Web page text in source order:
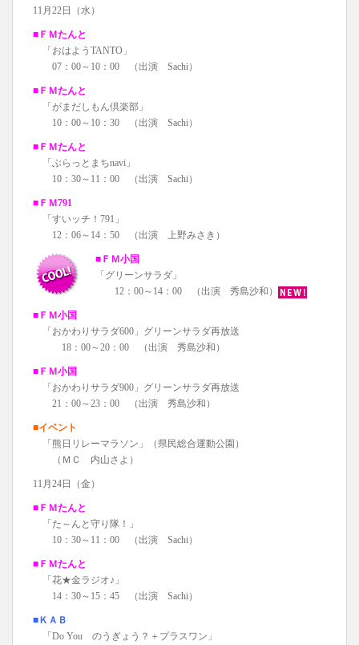
11月22日（水）
■ＦＭたんと
「おはようTANTO」
07：00～10：00 （出演 Sachi）
■ＦＭたんと
「がまだしもん倶楽部」
10：00～10：30 （出演 Sachi）
■ＦＭたんと
「ぶらっとまちnavi」
10：30～11：00 （出演 Sachi）
■ＦＭ791
「すいッチ！791」
12：06～14：50 （出演 上野みさき）
■ＦＭ小国
「グリーンサラダ」
12：00～14：00 （出演 秀島沙和）
■ＦＭ小国
「おかわりサラダ600」グリーンサラダ再放送
18：00～20：00 （出演 秀島沙和）
■ＦＭ小国
「おかわりサラダ900」グリーンサラダ再放送
21：00～23：00 （出演 秀島沙和）
■イベント
「熊日リレーマラソン」（県民総合運動公園）
（ＭＣ 内山さよ）
11月24日（金）
■ＦＭたんと
「た～んと守り隊！」
10：30～11：00 （出演 Sachi）
■ＦＭたんと
「花★金ラジオ♪」
14：30～15：45 （出演 Sachi）
■ＫＡＢ
「Do You のうぎょう？＋プラスワン」